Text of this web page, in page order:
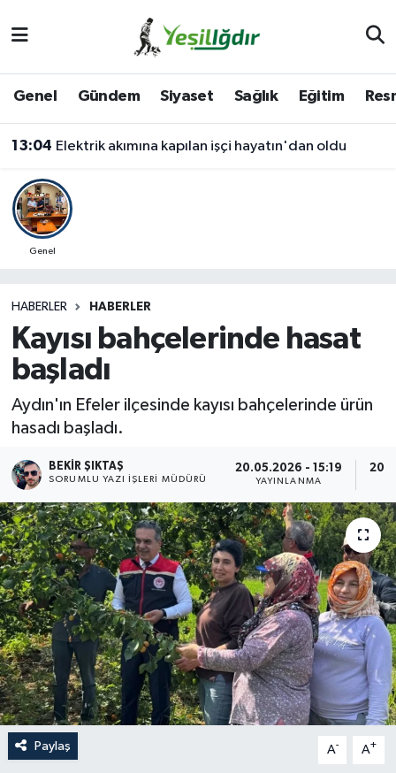
Genel Gündem Siyaset Sağlık Eğitim
13:04 Elektrik akımına kapılan işçi hayatın'dan oldu
Genel
HABERLER HABERLER
Kayısı bahçelerinde hasat
başladı
Aydın'ın Efeler ilçesinde kayısı bahçelerinde ürün
hasadı başladı.
BEKIR ŞIKTAŞ
SORUMLU YAZI İŞLERI MÜDÜRÜ
20.05.2026 - 15:19
YAYINLANMA
Paylaş A- A+
İğdir Namaz Vakitleri
Iğdır Trafik Yoğunluk Haritası
Süper Lig Puan Durumu ve Fikstür
Son Dakika Haberleri
Haber Arşivi